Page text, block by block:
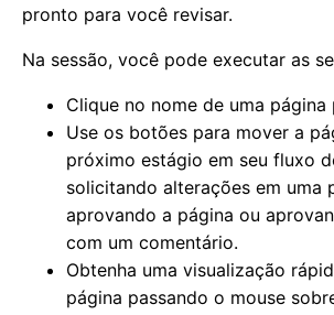
pronto para você revisar.
Na sessão, você pode executar as
Clique no nome de uma página
Use os botões para mover a
próximo estágio em seu fluxo
solicitando alterações em uma
aprovando a página ou
com um comentário.
Obtenha uma visualização
página passando o mouse